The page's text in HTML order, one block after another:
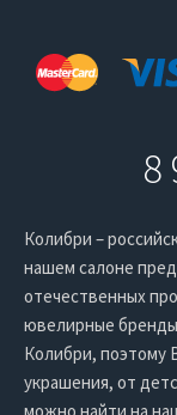
8
Колибри –
нашем салоне
отечественных
ювелирные
Колибри, поэтому
украшения, от